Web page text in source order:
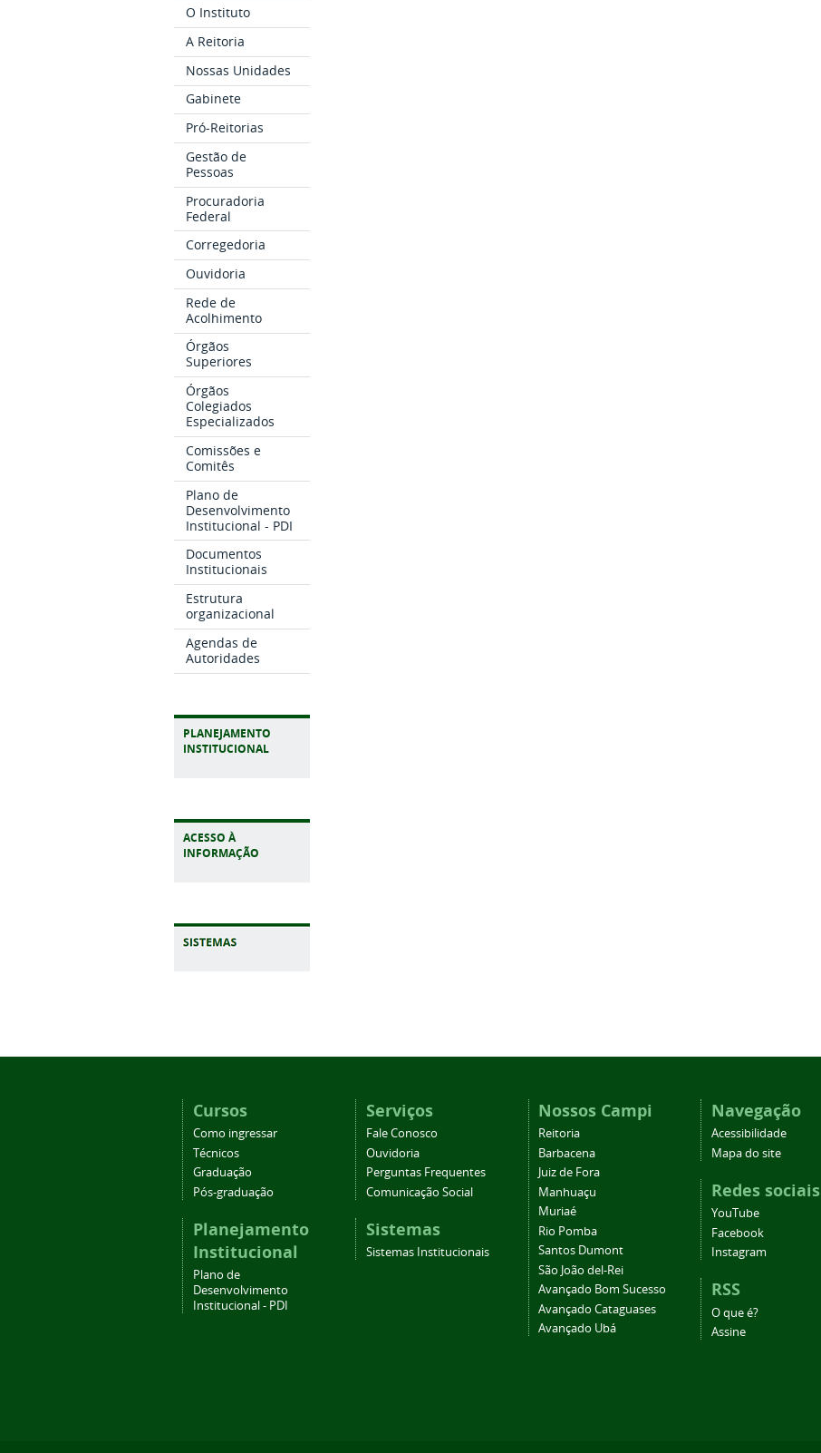
O Instituto
A Reitoria
Nossas Unidades
Gabinete
Pró-Reitorias
Gestão de
Pessoas
Procuradoria
Federal
Corregedoria
Ouvidoria
Rede de
Acolhimento
Órgãos
Superiores
Órgãos
Colegiados
Especializados
Comissões e
Comitês
Plano de
Desenvolvimento
Institucional - PDI
Documentos
Institucionais
Estrutura
organizacional
Agendas de
Autoridades
PLANEJAMENTO
INSTITUCIONAL
ACESSO À
INFORMAÇÃO
Cursos
Como ingressar
Técnicos
Graduação
Pós-graduação
Planejamento
Institucional
Plano de
Desenvolvimento
Institucional - PDI
Serviços
Fale Conosco
Ouvidoria
Perguntas Frequentes
Comunicação Social
Sistemas
Sistemas Institucionais
Nossos Campi
Reitoria
Barbacena
Juiz de Fora
Manhuaçu
Muriaé
Rio Pomba
Santos Dumont
São João del-Rei
Avançado Bom Sucesso
Avançado Cataguases
Avançado Ubá
Navegação
Acessibilidade
Mapa do site
Redes sociais
YouTube
Facebook
Instagram
RSS
O que é?
Assine